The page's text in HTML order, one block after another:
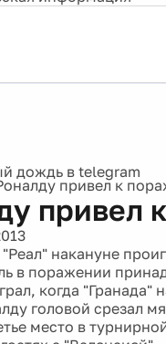
привел к
привел
накануне
в поражении
когда "Гранада"
головой срезал
место в